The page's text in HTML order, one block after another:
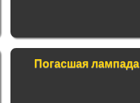
Погасшая лампада